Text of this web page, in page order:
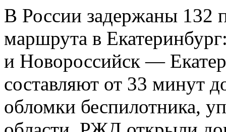
В России задержаны 132
маршрута в
и Новороссийск —
составляют от 33 минут
обломки беспилотника,